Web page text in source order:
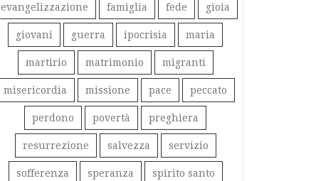
evangelizzazione famiglia fede gioia
giovani guerra ipocrisia maria
martirio matrimonio migranti
misericordia missione pace peccato
perdono povertà preghiera
resurrezione salvezza servizio
sofferenza speranza spirito santo